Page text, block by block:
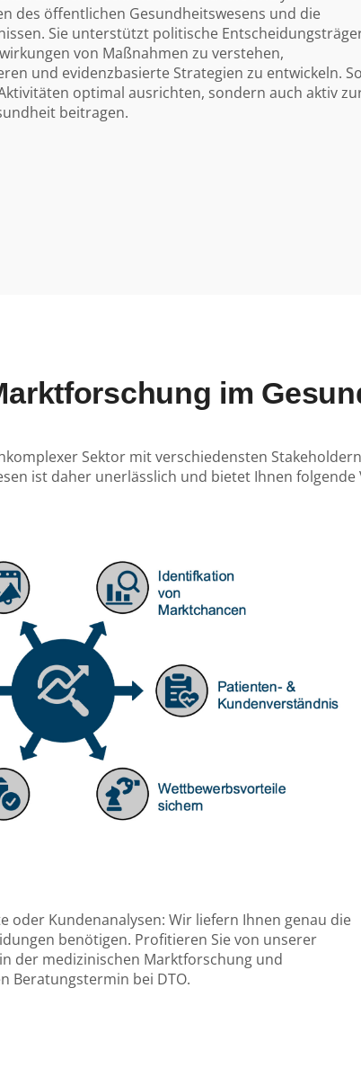
des öffentlichen Gesundheitswesens und die
Sie unterstützt politische
von Maßnahmen zu verstehen,
und evidenzbasierte Strategien zu entwickeln. So
optimal ausrichten, sondern auch aktiv
beitragen.
im
Sektor mit verschiedensten
ist daher unerlässlich und bietet Ihnen folgende
oder Kundenanalysen: Wir liefern Ihnen genau die
benötigen. Profitieren Sie von unserer
der medizinischen Marktforschung und
Beratungstermin bei DTO.